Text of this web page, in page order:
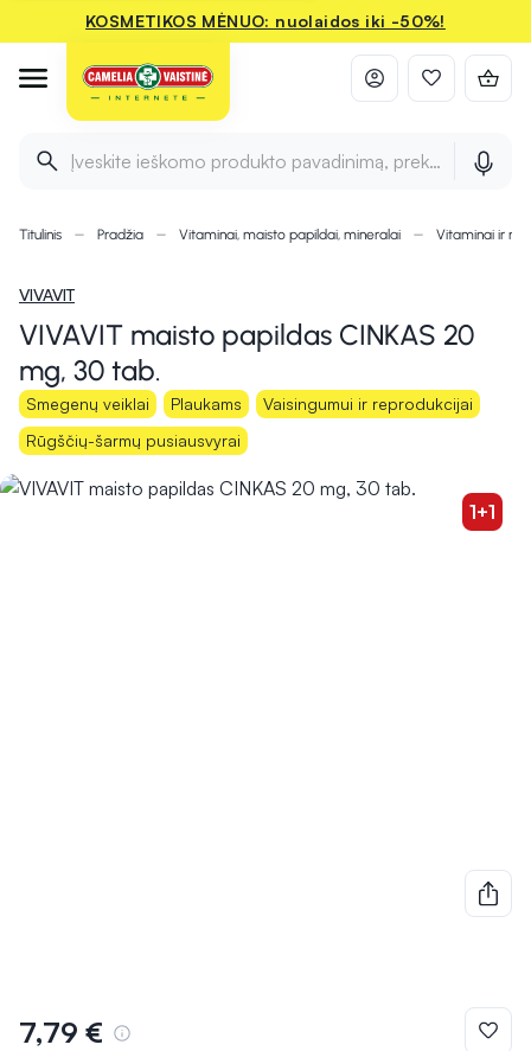
KOSMETIKOS MĖNUO: nuolaidos iki -50%!
Įveskite ieškomo produkto pavadinimą, prekės ženklą ir
Titulinis Pradžia Vitaminai, maisto papildai, mineralai Vitaminai ir
VIVAVIT
VIVAVIT maisto papildas CINKAS 20
mg, 30 tab.
Smegenų veiklai Plaukams
Vaisingumui ir reprodukcijai
Rūgščių-šarmų pusiausvyrai
1+1
7,79 €